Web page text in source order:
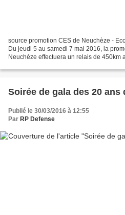
source promotion CES de Neuchèze -
Du jeudi 5 au samedi 7 mai 2016, la
Neuchèze effectuera un relais de 450km
Soirée de gala des 20 ans
Publié le 30/03/2016 à 12:55
Par RP Defense